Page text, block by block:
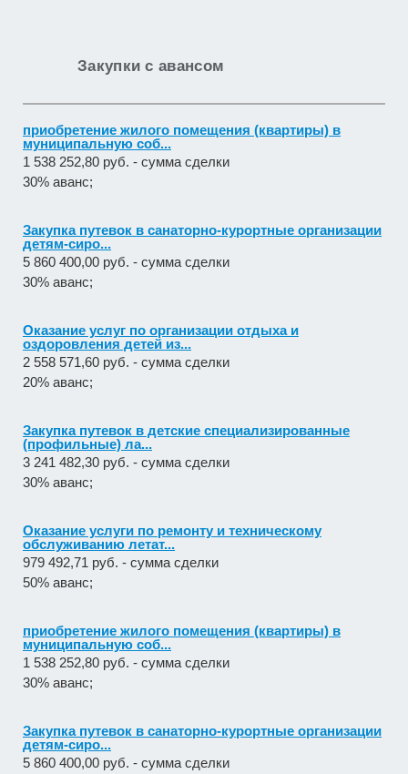
Закупки с авансом
приобретение жилого помещения (квартиры) в
муниципальную соб...
1 538 252,80 руб. - сумма сделки
30% аванс;
Закупка путевок в санаторно-курортные организации
детям-сиро...
5 860 400,00 руб. - сумма сделки
30% аванс;
Оказание услуг по организации отдыха и
оздоровления детей из...
2 558 571,60 руб. - сумма сделки
20% аванс;
Закупка путевок в детские специализированные
(профильные) ла...
3 241 482,30 руб. - сумма сделки
30% аванс;
Оказание услуги по ремонту и техническому
обслуживанию летат...
979 492,71 руб. - сумма сделки
50% аванс;
приобретение жилого помещения (квартиры) в
муниципальную соб...
1 538 252,80 руб. - сумма сделки
30% аванс;
Закупка путевок в санаторно-курортные организации
детям-сиро...
5 860 400,00 руб. - сумма сделки